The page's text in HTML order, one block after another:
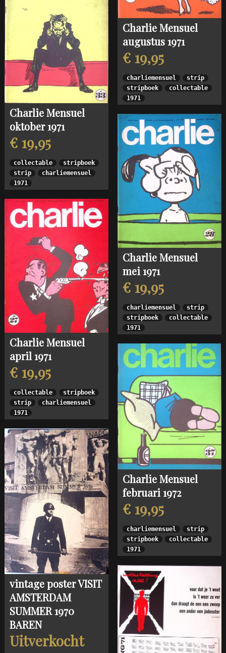
Charlie Mensuel
augustus 1971
€ 19,95
charliemensuel
strip
stripboek
collectable
1971
Charlie Mensuel
oktober 1971
€ 19,95
collectable
stripboek
strip
charliemensuel
1971
Charlie Mensuel
mei 1971
€ 19,95
charliemensuel
strip
stripboek
collectable
1971
Charlie Mensuel
april 1971
€ 19,95
collectable
stripboek
strip
charliemensuel
1971
Charlie Mensuel
februari 1972
€ 19,95
charliemensuel
strip
stripboek
collectable
1971
vintage poster VISIT
AMSTERDAM
SUMMER 1970
BAREN
Uitverkocht